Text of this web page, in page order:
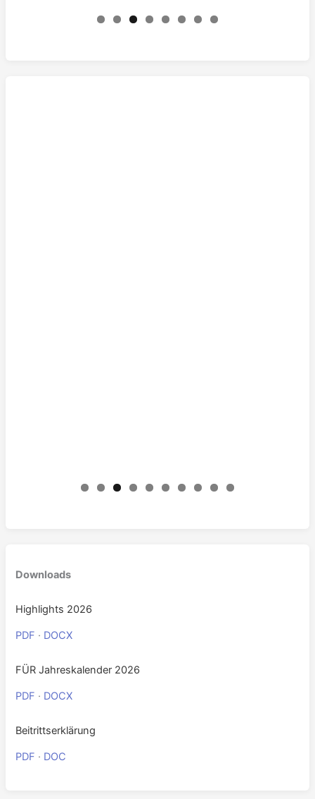
Downloads
Highlights 2026
PDF · DOCX
FÜR Jahreskalender 2026
PDF · DOCX
Beitrittserklärung
PDF · DOC